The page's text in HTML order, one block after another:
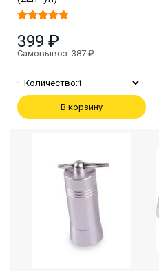
399 ₽
Самовывоз: 387 ₽
Количество:1
В корзину